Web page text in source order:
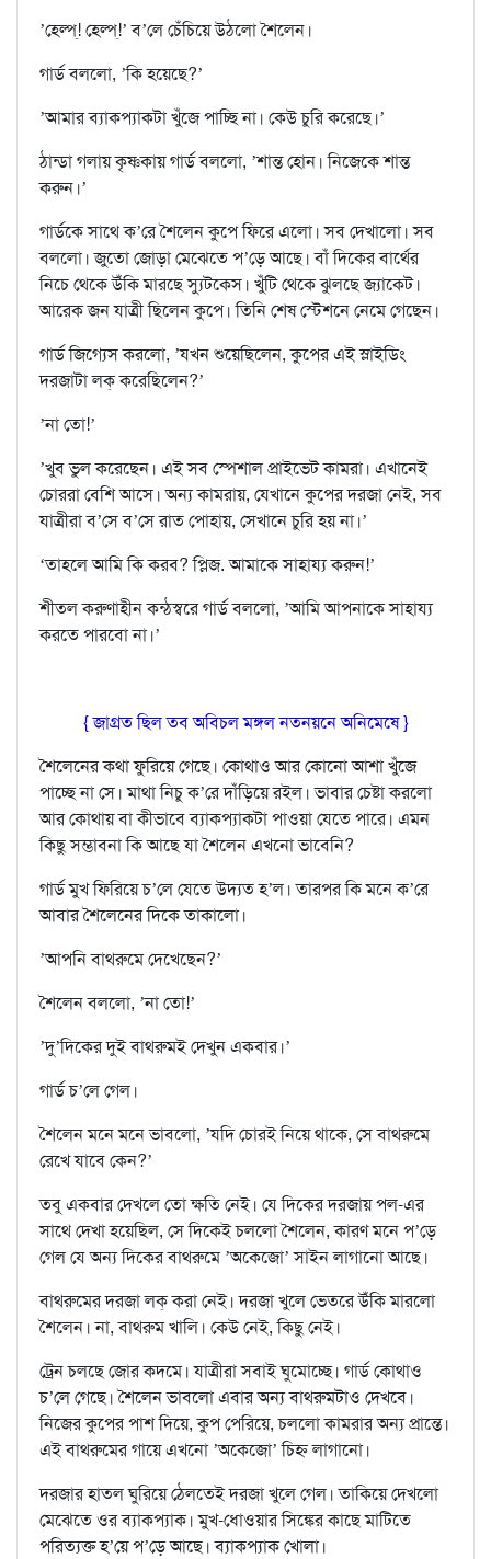
’হেল্প্! হেল্প্!’ ব’লে চেঁচিয়ে উঠলো শৈলেন।
গার্ড বললো, ’কি হয়েছে?’
’আমার ব‍্যাকপ‍্যাকটা খুঁজে পাচ্ছি না। কেউ চুরি করেছে।’
ঠান্ডা গলায় কৃষ্ণকায় গার্ড বললো, ’শান্ত হোন। নিজেকে শান্ত
করুন।’
গার্ডকে সাথে ক’রে শৈলেন কুপে ফিরে এলো। সব দেখালো। সব
বললো। জুতো জোড়া মেঝেতে প’ড়ে আছে। বাঁ দিকের বার্থের
নিচে থেকে উঁকি মারছে স‍্যুটকেস। খুঁটি থেকে ঝুলছে জ‍্যাকেট।
আরেক জন যাত্রী ছিলেন কুপে। তিনি শেষ স্টেশনে নেমে গেছেন।
গার্ড জিগ‍্যেস করলো, ’যখন শুয়েছিলেন, কুপের এই স্লাইডিং
দরজাটা লক্ করেছিলেন?’
’না তো!’
’খুব ভুল করেছেন। এই সব স্পেশাল প্রাইভেট কামরা। এখানেই
চোররা বেশি আসে। অন‍্য কামরায়, যেখানে কুপের দরজা নেই, সব
যাত্রীরা ব’সে ব’সে রাত পোহায়, সেখানে চুরি হয় না।’
‘তাহলে আমি কি করব? প্লিজ. আমাকে সাহায‍্য করুন!’
শীতল করুণাহীন কন্ঠস্বরে গার্ড বললো, ’আমি আপনাকে সাহা‍য‍্য
করতে পারবো না।’
{ জাগ্রত ছিল তব অবিচল মঙ্গল নতনয়নে অনিমেষে }
শৈলেনের কথা ফুরিয়ে গেছে। কোথাও আর কোনো আশা খুঁজে
পাচ্ছে না সে। মাথা নিচু ক’রে দাঁড়িয়ে রইল। ভাবার চেষ্টা করলো
আর কোথায় বা কীভাবে ব‍্যাকপ‍্যাকটা পাওয়া যেতে পারে। এমন
কিছু সম্ভাবনা কি আছে যা শৈলেন এখনো ভাবেনি?
গার্ড মুখ ফিরিয়ে চ’লে যেতে উদ‍্যত হ’ল। তারপর কি মনে ক’রে
আবার শৈলেনের দিকে তাকালো।
’আপনি বাথরুমে দেখেছেন?’
শৈলেন বললো, ’না তো!’
’দু’দিকের দুই বাথরুমই দেখুন একবার।’
গার্ড চ’লে গেল।
শৈলেন মনে মনে ভাবলো, ’যদি চোরই নিয়ে থাকে, সে বাথরুমে
রেখে যাবে কেন?’
তবু একবার দেখলে তো ক্ষতি নেই। যে দিকের দরজায় পল-এর
সাথে দেখা হয়েছিল, সে দিকেই চললো শৈলেন, কারণ মনে প’ড়ে
গেল যে অন‍্য দিকের বাথরুমে ’অকেজো’ সাইন লাগানো আছে।
বাথরুমের দরজা লক্ করা নেই। দরজা খুলে ভেতরে উঁকি মারলো
শৈলেন। না, বাথরুম খালি। কেউ নেই, কিছু নেই।
ট্রেন চলছে জোর কদমে। যাত্রীরা সবাই ঘুমোচ্ছে। গার্ড কোথাও
চ’লে গেছে। শৈলেন ভাবলো এবার অন‍্য বাথরুমটাও দেখবে।
নিজের কুপের পাশ দিয়ে, কুপ পেরিয়ে, চললো কামরার অন‍্য প্রান্তে।
এই বাথরুমের গায়ে এখনো ’অকেজো’ চিহ্ন লাগানো।
দরজার হাতল ঘুরিয়ে ঠেলতেই দরজা খুলে গেল। তাকিয়ে দেখলো
মেঝেতে ওর ব‍্যাকপ‍্যাক। মুখ-ধোওয়ার সিঙ্কের কাছে মাটিতে
পরিত‍্যক্ত হ’য়ে প’ড়ে আছে। ব‍্যাকপ‍্যাক খোলা।